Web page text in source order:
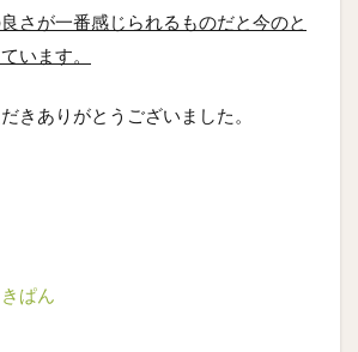
さが一番感じられるものだと今のと
います。
きありがとうございました。
ぱん